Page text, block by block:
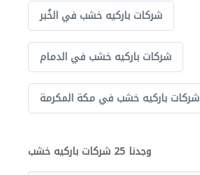
شركات باركيه خشب في الخُبر
شركات باركيه خشب في الدمام
شركات باركيه خشب في مكة المكرمة
وجدنا 25 شركات باركيه خشب